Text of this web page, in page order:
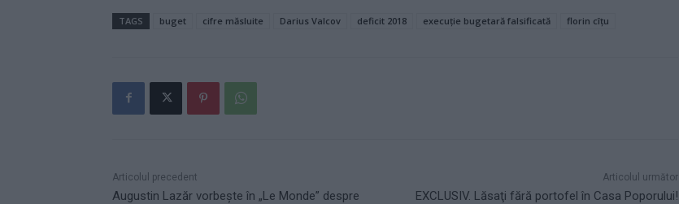
TAGS buget cifre măsluite Darius Valcov deficit 2018 execuție bugetară falsificată florin cîțu
Articolul precedent
Augustin Lazăr vorbește în „Le Monde” despre
Articolul următor
EXCLUSIV. Lăsaţi fără portofel în Casa Poporului!